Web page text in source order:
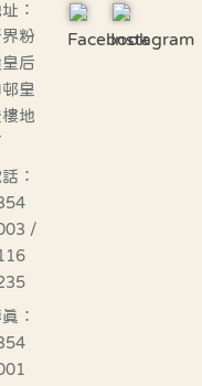
：
粉
后
皇
地
：
/
：
FacebookInstagram